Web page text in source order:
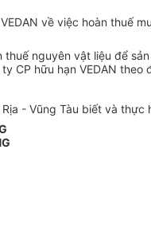
về việc hoàn thuế
nguyên vật liệu để
CP hữu hạn VEDAN theo
- Vũng Tàu biết và thực